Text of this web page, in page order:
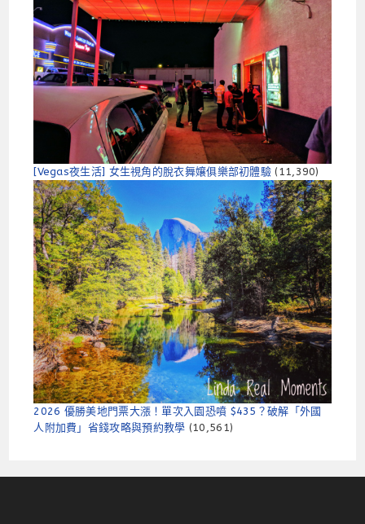
[Vegas夜生活] 女生視角的脫衣舞孃俱樂部初體驗 (11,390)
2026 優勝美地門票大漲！單次入園恐噴 $435？破解「外國
人附加費」省錢攻略與預約教學 (10,561)